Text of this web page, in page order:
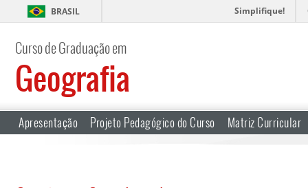
BRASIL Simplifique!
Curso de Graduação em
Geografia
Apresentação Projeto Pedagógico do Curso Matriz Curricular